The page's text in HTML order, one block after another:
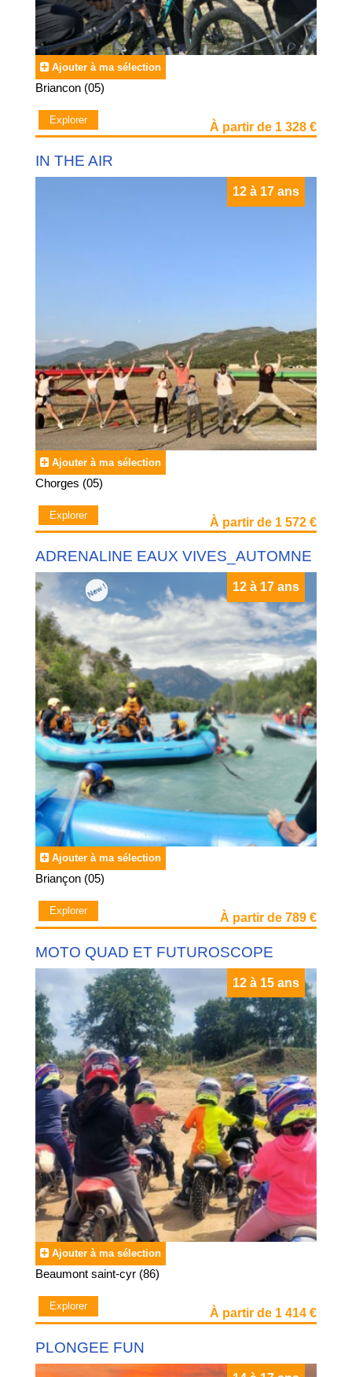
Ajouter à ma sélection
Briancon (05)
Explorer
À partir de 1 328 €
IN THE AIR
12 à 17 ans
Ajouter à ma sélection
Chorges (05)
Explorer
À partir de 1 572 €
ADRENALINE EAUX VIVES_AUTOMNE
12 à 17 ans
Ajouter à ma sélection
Briançon (05)
Explorer
À partir de 789 €
MOTO QUAD ET FUTUROSCOPE
12 à 15 ans
Ajouter à ma sélection
Beaumont saint-cyr (86)
Explorer
À partir de 1 414 €
PLONGEE FUN